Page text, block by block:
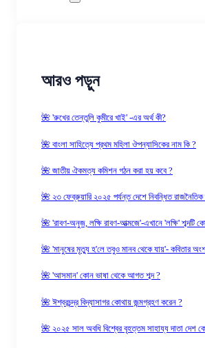
আরও পড়ুন
🌺 'রুখের তেন্তুলি কুমীরে খাই' -এর অর্থ কী?
🌺 বাংলা সাহিত্যে প্রথম মহিলা ঔপন্যাসিকের নাম কি ?
🌺 জাতীয় ঐকমত্য কমিশন গঠন করা হয় কবে ?
🌺 ২৩ ফেব্রুয়ারি ২০২৫ পর্যন্ত দেশে নিবন্ধিত
🌺 'রাবণ-অনুজ, লক্ষি রাবণ-আত্মজে'-এখানে 'লক্ষি' শব্দটি
🌺 'মানুষের মৃত্যু হ'লে তবুও মানব থেকে যায়'- কবিতার
🌺 'আসমান' কোন ভাষা থেকে আগত শব্দ ?
🌺 ঈশ্বরচন্দ্র বিদ্যাসাগর কোথায় জন্মগ্রহণ করেন ?
🌺 ২০২৫ সাল অবধি বিশ্বের বৃহত্তম সাহায্য দাতা দেশ